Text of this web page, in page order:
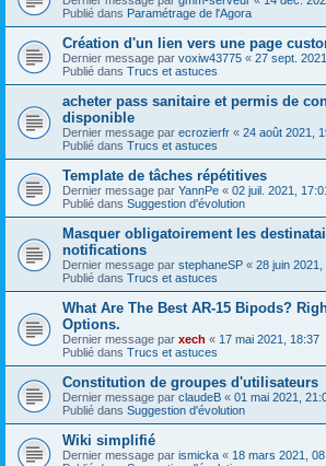
Publié dans Paramétrage de l'Agora
Création d'un lien vers une page
Dernier message par voxiw43775 « 27 sept.
Publié dans Trucs et astuces
acheter pass sanitaire et permis de
disponible
Dernier message par ecrozierfr « 24 août 2021,
Publié dans Trucs et astuces
Template de tâches répétitives
Dernier message par YannPe « 02 juil. 2021,
Publié dans Suggestion d'évolution
Masquer obligatoirement les
notifications
Dernier message par stephaneSP « 28 juin 2021,
Publié dans Trucs et astuces
What Are The Best AR-15 Bipods?
Options.
Dernier message par xech « 17 mai 2021, 18:37
Publié dans Trucs et astuces
Constitution de groupes d'utilisateurs
Dernier message par claudeB « 01 mai 2021,
Publié dans Suggestion d'évolution
Wiki simplifié
Dernier message par ismicka « 18 mars 2021,